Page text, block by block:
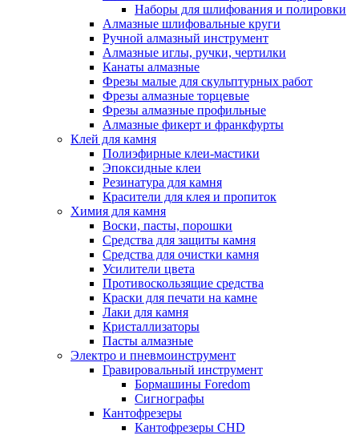
Наборы для шлифования и полировки
Алмазные шлифовальные круги
Ручной алмазный инструмент
Алмазные иглы, ручки, чертилки
Канаты алмазные
Фрезы малые для скульптурных работ
Фрезы алмазные торцевые
Фрезы алмазные профильные
Алмазные фикерт и франкфурты
Клей для камня
Полиэфирные клеи-мастики
Эпоксидные клеи
Резинатура для камня
Красители для клея и пропиток
Химия для камня
Воски, пасты, порошки
Средства для защиты камня
Средства для очистки камня
Усилители цвета
Противоскользящие средства
Краски для печати на камне
Лаки для камня
Кристаллизаторы
Пасты алмазные
Электро и пневмоинструмент
Гравировальный инструмент
Бормашины Foredom
Сигнографы
Кантофрезеры
Кантофрезеры CHD